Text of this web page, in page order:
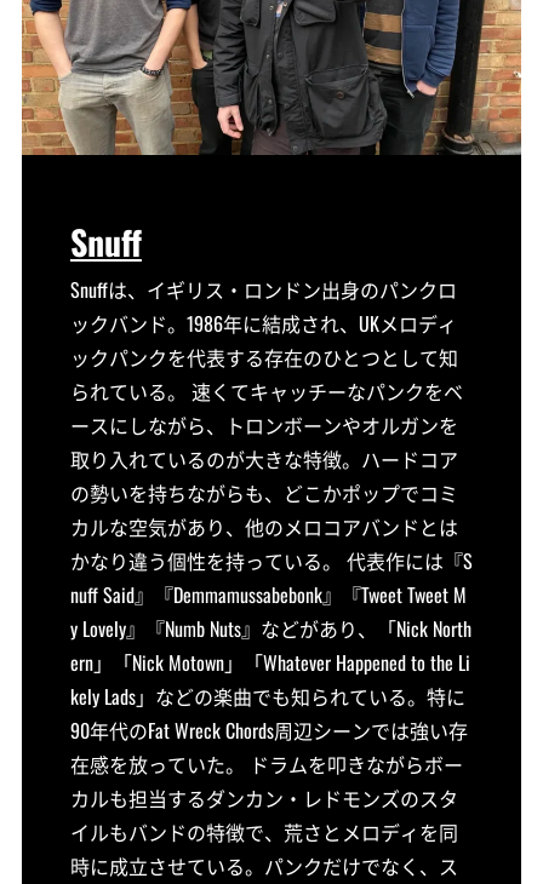
Snuff
Snuffは、イギリス・ロンドン出身のパンクロ
ックバンド。1986年に結成され、UKメロディ
ックパンクを代表する存在のひとつとして知
られている。 速くてキャッチーなパンクをベ
ースにしながら、トロンボーンやオルガンを
取り入れているのが大きな特徴。ハードコア
の勢いを持ちながらも、どこかポップでコミ
カルな空気があり、他のメロコアバンドとは
かなり違う個性を持っている。 代表作には『S
nuff Said』『Demmamussabebonk』『Tweet Tweet M
y Lovely』『Numb Nuts』などがあり、「Nick North
ern」「Nick Motown」「Whatever Happened to the Li
kely Lads」などの楽曲でも知られている。特に
90年代のFat Wreck Chords周辺シーンでは強い存
在感を放っていた。 ドラムを叩きながらボー
カルも担当するダンカン・レドモンズのスタ
イルもバンドの特徴で、荒さとメロディを同
時に成立させている。パンクだけでなく、ス